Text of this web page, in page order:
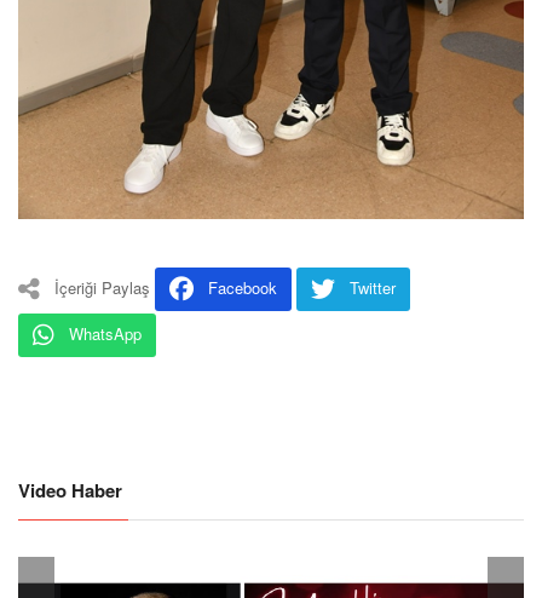
İçeriği Paylaş Facebook
Twitter
WhatsApp
Video Haber